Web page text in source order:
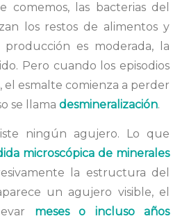
comemos, las bacterias del
los restos de alimentos y
producción es moderada, la
Pero cuando los episodios
el esmalte comienza a perder
se llama desmineralización.
ningún agujero. Lo que
microscópica de minerales
la estructura del
un agujero visible, el
meses o incluso años